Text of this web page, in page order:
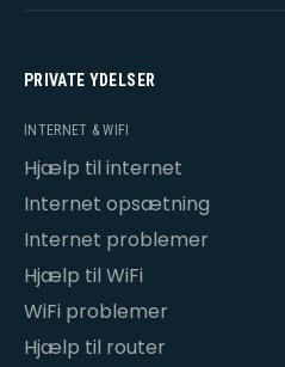
PRIVATE YDELSER
INTERNET & WIFI
Hjælp til internet
Internet opsætning
Internet problemer
Hjælp til WiFi
WiFi problemer
Hjælp til router